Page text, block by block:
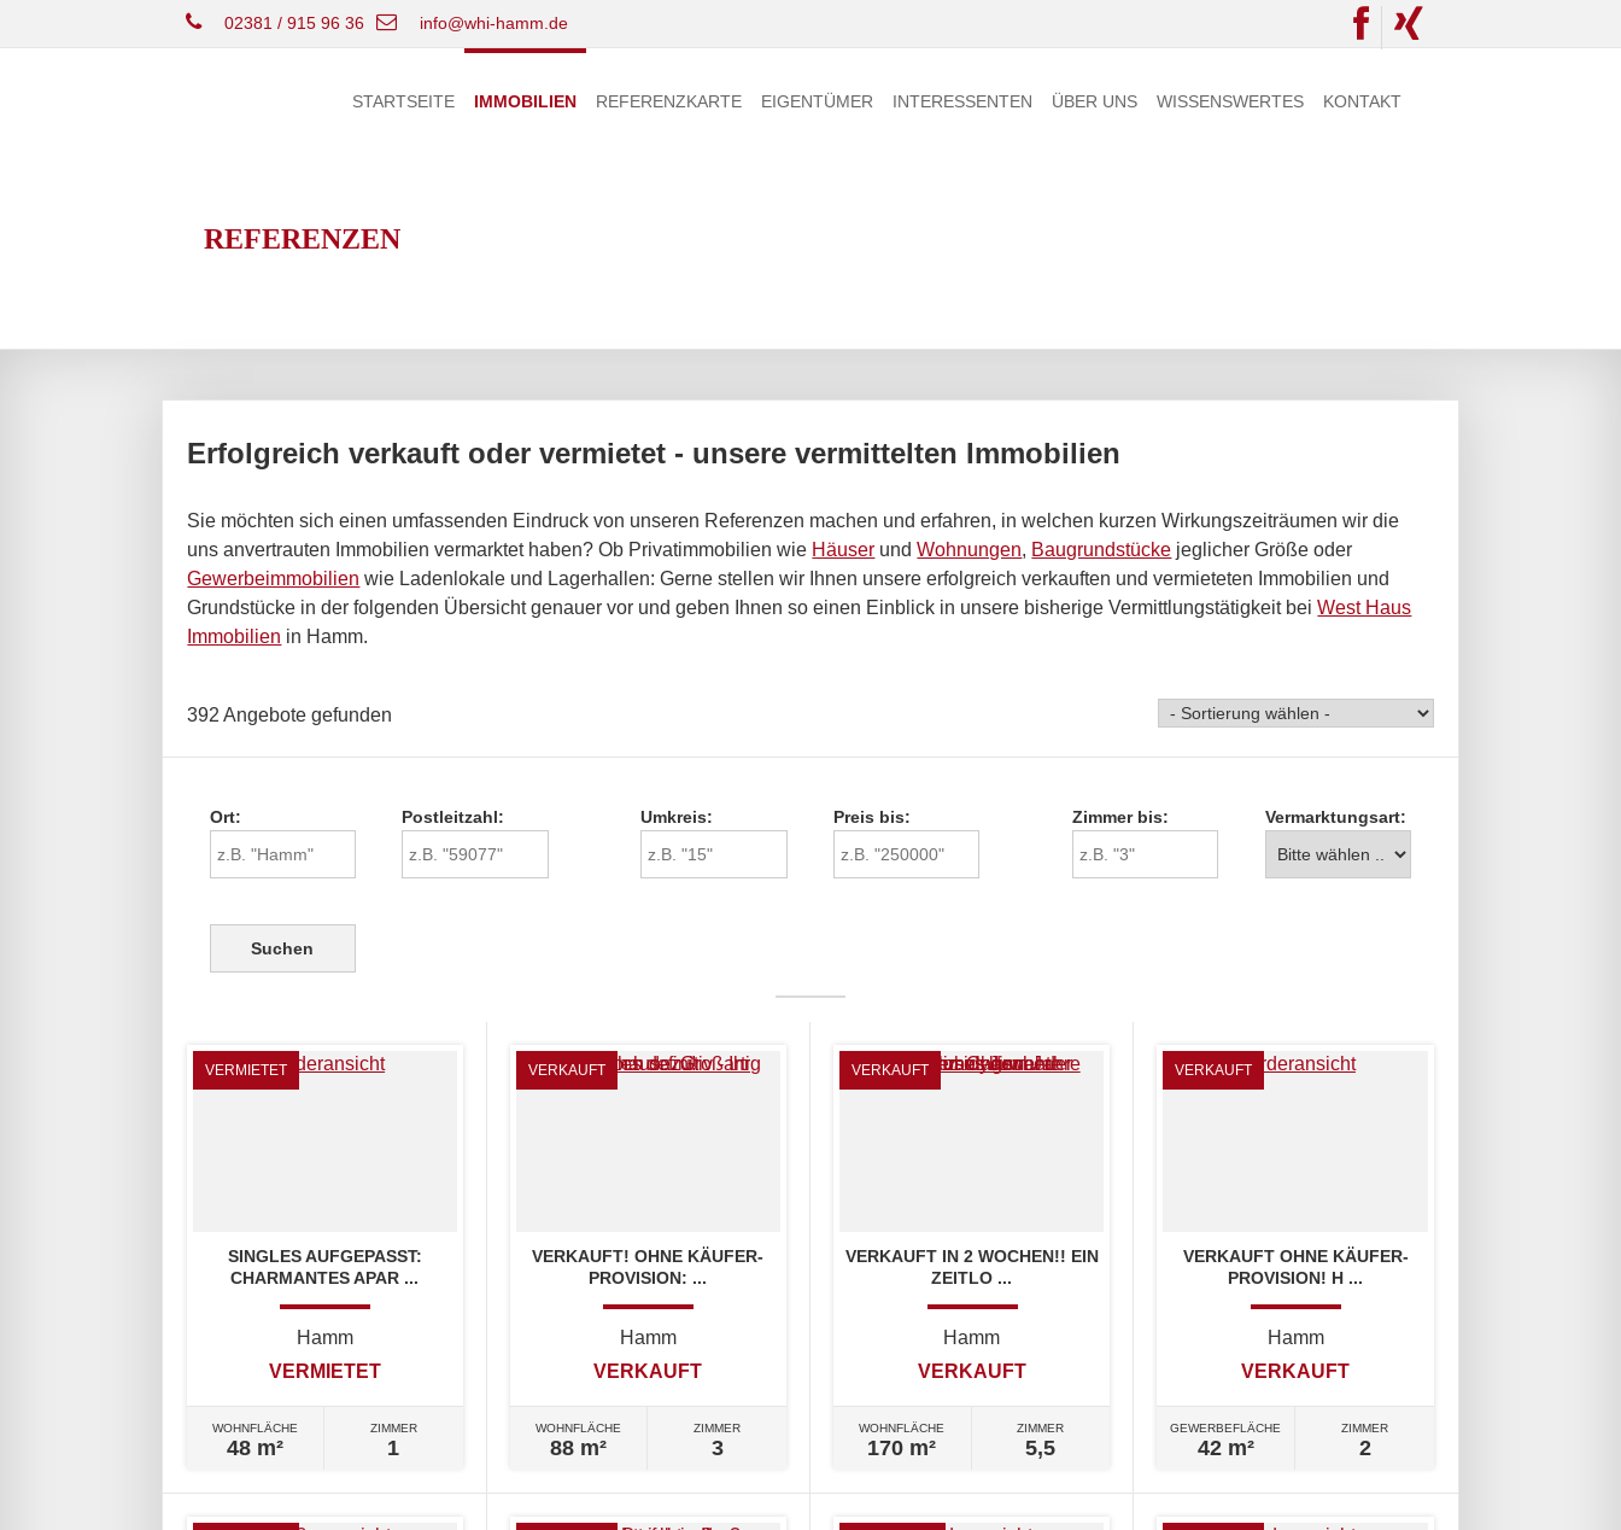
02381 / 915 96 36 info@whi-hamm.de
STARTSEITE IMMOBILIEN REFERENZKARTE EIGENTÜMER INTERESSENTEN ÜBER UNS WISSENSWERTES KONTAKT
REFERENZEN
Erfolgreich verkauft oder vermietet - unsere vermittelten Immobilien
Sie möchten sich einen umfassenden Eindruck von unseren Referenzen machen und erfahren, in welchen kurzen Wirkungszeiträumen wir die
uns anvertrauten Immobilien vermarktet haben? Ob Privatimmobilien wie Häuser undWohnungen, Baugrundstücke jeglicher Größe oder
Gewerbeimmobilien wie Ladenlokale und Lagerhallen: Gerne stellen wir Ihnen unsere erfolgreich verkauften und vermieteten Immobilien und
Grundstücke in der folgenden Übersicht genauer vor und geben Ihnen so einen Einblick in unsere bisherige Vermittlungstätigkeit beiWest Haus
Immobilien in Hamm.
392 Angebote gefunden
Ort: Postleitzahl: Umkreis: Preis bis: Zimmer bis: Vermarktungsart:
VERMIETET
SINGLES AUFGEPASST:
CHARMANTES APAR ...
Hamm
VERMIETET
WOHNFLÄCHE
48 m²
ZIMMER
1
VERKAUFT
VERKAUFT! OHNE KÄUFER-
PROVISION: ...
Hamm
VERKAUFT
WOHNFLÄCHE
88 m²
ZIMMER
3
VERKAUFT
VERKAUFT IN 2 WOCHEN!! EIN
ZEITLO ...
Hamm
VERKAUFT
WOHNFLÄCHE
170 m²
ZIMMER
5,5
VERKAUFT
VERKAUFT OHNE KÄUFER-
PROVISION! H ...
Hamm
VERKAUFT
GEWERBEFLÄCHE
42 m²
ZIMMER
2